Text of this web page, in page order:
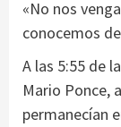
«No nos
conocemos
A las 5:55 de
Mario Ponce,
permanecían